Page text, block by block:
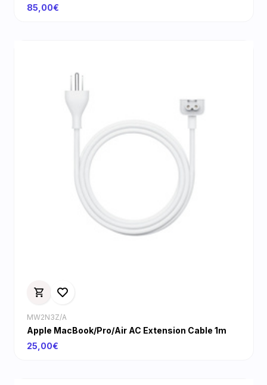
85,00€
MW2N3Z/A
Apple MacBook/Pro/Air AC Extension Cable 1m
25,00€